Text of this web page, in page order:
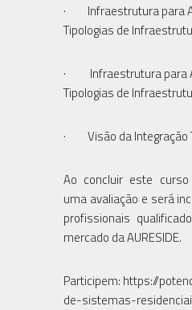
· Infraestrutura para
Tipologias de
· Infraestrutura para
Tipologias de
· Visão da Integração
Ao concluir este
uma avaliação e será
profissionais
mercado da AURESIDE.
Participem: https://
de-sistemas-